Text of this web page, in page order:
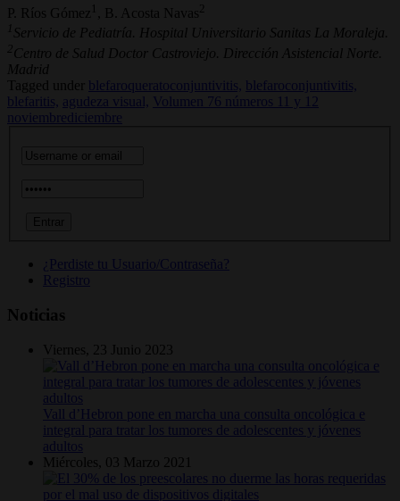
P. Ríos Gómez 1 , B. Acosta Navas
1 Servicio de Pediatría. Hospital Universitario Sanitas La Moraleja.
2Centro de Salud Doctor Castroviejo. Dirección Asistencial Norte.
Madrid
Tagged under
blefaroqueratoconjuntivitis, blefaroconjuntivitis,
blefaritis, agudeza visual,
Volumen 76 números 11 y 12
noviembrediciembre
¿Perdiste tu Usuario/Contraseña?
Registro
Noticias
Viernes, 23 Junio 2023
Vall d’Hebron pone en marcha una consulta oncológica e
integral para tratar los tumores de adolescentes y jóvenes
adultos
Miércoles, 03 Marzo 2021